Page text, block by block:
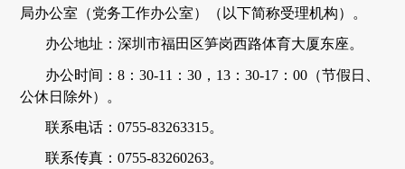
局办公室 （党务工作办公室）（以下简称受理机构）。
办公地址：深圳市福田区笋岗西路体育大厦东座。
办公时间 ：8：30-11：30，13：30-17：00（节假日、
公休日除外）。
联系电话：0755-83263315。
联系传真：0755-83260263。